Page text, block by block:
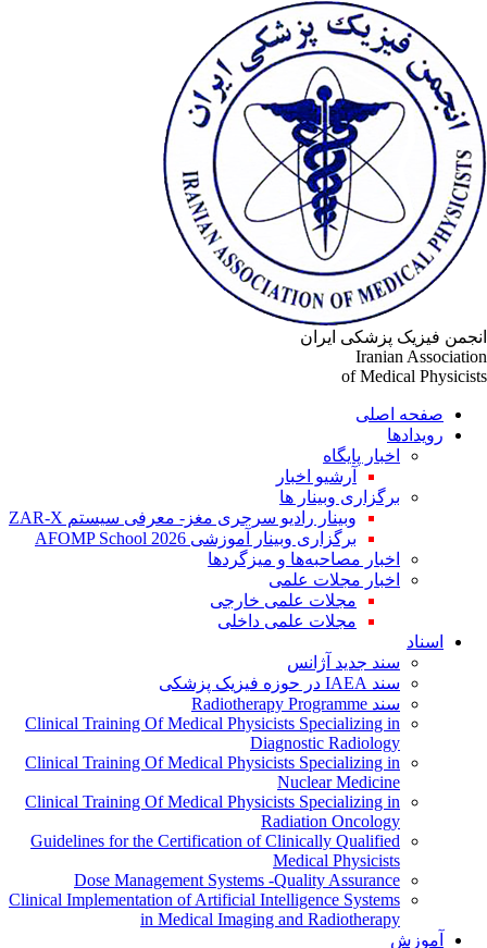
فیزیک پزشکی ایران
Iranian
of Medical
صفحه اصلی
رویدادها
اخبار پایگاه
آرشیو اخبار
برگزاری وبینار ها
وبینار رادیو سرجری مغز- معرفی سیستم ZAR-X
برگزاری وبینار آموزشی AFOMP School 2026
اخبار مصاحبه‌ها و میزگردها
اخبار مجلات علمی
مجلات علمی خارجی
مجلات علمی داخلی
اسناد
سند جدید آژانس
سند IAEA در حوزه فیزیک پزشکی
سند Radiotherapy Programme
Clinical Training Of Medical Physicists Specializing in
Diagnostic Radiology
Clinical Training Of Medical Physicists Specializing in
Nuclear Medicine
Clinical Training Of Medical Physicists Specializing in
Radiation Oncology
Guidelines for the Certification of Clinically Qualified
Medical Physicists
Dose Management Systems -Quality Assurance
Clinical Implementation of Artificial Intelligence Systems
in Medical Imaging and Radiotherapy
آموزش